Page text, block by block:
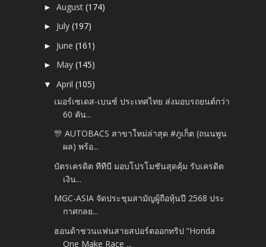
►August(174)
► July(197)
► June(161)
► May(145)
▼April(105)
เมอร์เซเดส-เบนซ์ ประเทศไทย ส่งมอบรถยนต์กว่า
60 คัน...
🎊 AUTOBACS สาขาใหม่ล่าสุด #ภูเก็ต (ถนนพูน
ผล) พร้อ...
บัตรเครดิต ทีทีบี มอบโปรโมชันสุดคุ้ม รับเครดิต
เงิน...
MGC-ASIA จัดประชุมสามัญผู้ถือหุ้นปี 2568 ประ
กาศกลย...
ฮอนด้าชวนแฟนสายสปอร์ตออกทริป “Honda
One Make Race ...